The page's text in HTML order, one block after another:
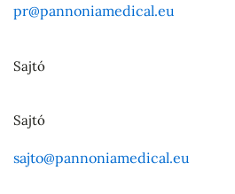
pr@pannoniamedical.eu
Sajtó
Sajtó
sajto@pannoniamedical.eu